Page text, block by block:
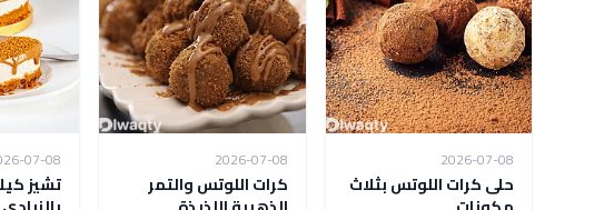
2026-07-08
حلى كرات اللوتس بثلاث
2026-07-08
كرات اللوتس والتمر
07-08
تشيز